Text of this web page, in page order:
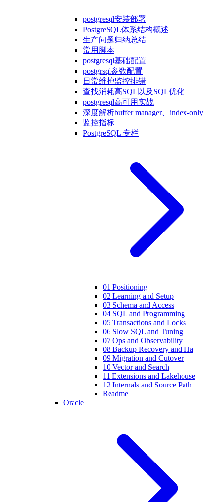
postgresql安装部署
PostgreSQL体系结构概述
生产问题归纳总结
常用脚本
postgresql基础配置
postgrsql参数配置
日常维护监控排错
查找消耗高SQL以及SQL优化
postgresql高可用实战
深度解析buffer manager、index-only
监控指标
PostgreSQL 专栏
01 Positioning
02 Learning and Setup
03 Schema and Access
04 SQL and Programming
05 Transactions and Locks
06 Slow SQL and Tuning
07 Ops and Observability
08 Backup Recovery and Ha
09 Migration and Cutover
10 Vector and Search
11 Extensions and Lakehouse
12 Internals and Source Path
Readme
Oracle